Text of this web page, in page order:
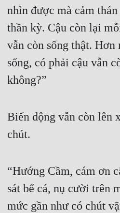
Lịch Sử
Mưu Mô
Mạt Thế
Mỹ Thực
Ngôn Tình
Nữ Cường
Phản Phái
nhìn được mà cảm
thần kỳ. Cậu còn lại
vẫn còn sống thật. Hơn
sống, có phải cậu vẫn
không?”
Biến động vẫn còn lên
chút.
“Hướng Cầm, cám ơn
sát bể cá, nụ cười trên
mức gần như có chút